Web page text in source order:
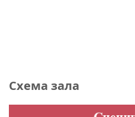
Схема зала